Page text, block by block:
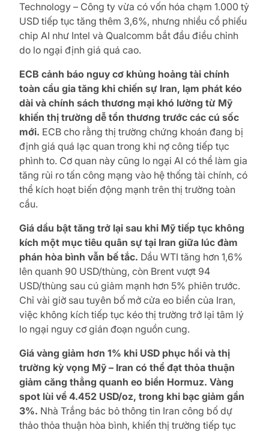
Technology – Công ty vừa có vốn hóa chạm 1.000 tỷ
USD tiếp tục tăng thêm 3,6%, nhưng nhiều cổ phiếu
chip AI như Intel và Qualcomm bắt đầu điều chỉnh
do lo ngại định giá quá cao.
ECB cảnh báo nguy cơ khủng hoảng tài chính
toàn cầu gia tăng khi chiến sự Iran, lạm phát kéo
dài và chính sách thương mại khó lường từ Mỹ
khiến thị trường dễ tổn thương trước các cú sốc
mới. ECB cho rằng thị trường chứng khoán đang bị
định giá quá lạc quan trong khi nợ công tiếp tục
phình to. Cơ quan này cũng lo ngại AI có thể làm gia
tăng rủi ro tấn công mạng vào hệ thống tài chính, có
thể kích hoạt biến động mạnh trên thị trường toàn
cầu.
Giá dầu bật tăng trở lại sau khi Mỹ tiếp tục không
kích một mục tiêu quân sự tại Iran giữa lúc đàm
phán hòa bình vẫn bế tắc. Dầu WTI tăng hơn 1,6%
lên quanh 90 USD/thùng, còn Brent vượt 94
USD/thùng sau cú giảm mạnh hơn 5% phiên trước.
Chỉ vài giờ sau tuyên bố mở cửa eo biển của Iran,
việc không kích tiếp tục kéo thị trường trở lại tâm lý
lo ngại nguy cơ gián đoạn nguồn cung.
Giá vàng giảm hơn 1% khi USD phục hồi và thị
trường kỳ vọng Mỹ – Iran có thể đạt thỏa thuận
giảm căng thẳng quanh eo biển Hormuz. Vàng
spot lùi về 4.452 USD/oz, trong khi bạc giảm gần
3%. Nhà Trắng bác bỏ thông tin Iran công bố dự
thảo thỏa thuận hòa bình, khiến thị trường tiếp tục